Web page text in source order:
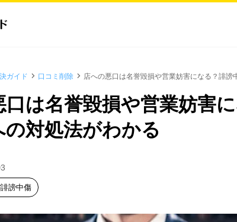
ネット被害・IT法務
ガイド |口コミ削除 |店への悪口は名誉毀損や営業妨害になる？誹謗
口は名誉毀損や営業妨害
の対処法がわかる
誹謗中傷